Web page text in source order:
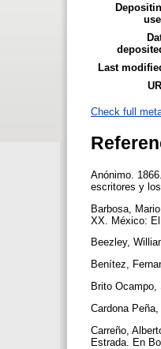
Last
Check full
Anónimo.
escritores y
Barbosa,
XX. México:
Beezley,
Benítez,
Brito
Cardona
Carreño,
Estrada. En